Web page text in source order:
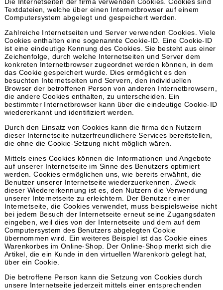
Textdateien, welche über einen Internetbrowser auf einem
Computersystem abgelegt und gespeichert werden.
Zahlreiche Internetseiten und Server verwenden Cookies. Viele
Cookies enthalten eine sogenannte Cookie-ID. Eine Cookie-ID
ist eine eindeutige Kennung des Cookies. Sie besteht aus einer
Zeichenfolge, durch welche Internetseiten und Server dem
konkreten Internetbrowser zugeordnet werden können, in dem
das Cookie gespeichert wurde. Dies ermöglicht es den
besuchten Internetseiten und Servern, den individuellen
Browser der betroffenen Person von anderen Internetbrowsern,
die andere Cookies enthalten, zu unterscheiden. Ein
bestimmter Internetbrowser kann über die eindeutige Cookie-ID
wiedererkannt und identifiziert werden.
Durch den Einsatz von Cookies kann die firma den Nutzern
dieser Internetseite nutzerfreundlichere Services bereitstellen,
die ohne die Cookie-Setzung nicht möglich wären.
Mittels eines Cookies können die Informationen und Angebote
auf unserer Internetseite im Sinne des Benutzers optimiert
werden. Cookies ermöglichen uns, wie bereits erwähnt, die
Benutzer unserer Internetseite wiederzuerkennen. Zweck
dieser Wiedererkennung ist es, den Nutzern die Verwendung
unserer Internetseite zu erleichtern. Der Benutzer einer
Internetseite, die Cookies verwendet, muss beispielsweise nicht
bei jedem Besuch der Internetseite erneut seine Zugangsdaten
eingeben, weil dies von der Internetseite und dem auf dem
Computersystem des Benutzers abgelegten Cookie
übernommen wird. Ein weiteres Beispiel ist das Cookie eines
Warenkorbes im Online-Shop. Der Online-Shop merkt sich die
Artikel, die ein Kunde in den virtuellen Warenkorb gelegt hat,
über ein Cookie.
Die betroffene Person kann die Setzung von Cookies durch
unsere Internetseite jederzeit mittels einer entsprechenden